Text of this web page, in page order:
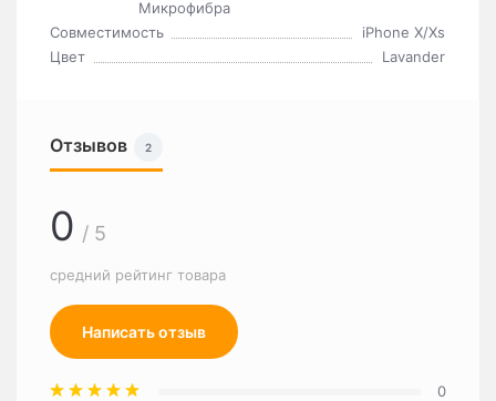
Микрофибра
Совместимость
iPhone X/Xs
Цвет
Lavander
Отзывов 2
0 / 5
средний рейтинг товара
Написать отзыв
0